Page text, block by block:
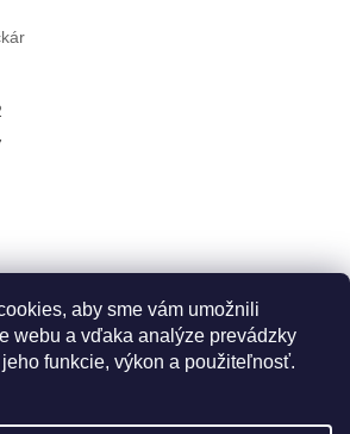
aby sme vám umožnili
webu a vďaka analýze prevádzky
funkcie, výkon a použiteľnosť.
platby